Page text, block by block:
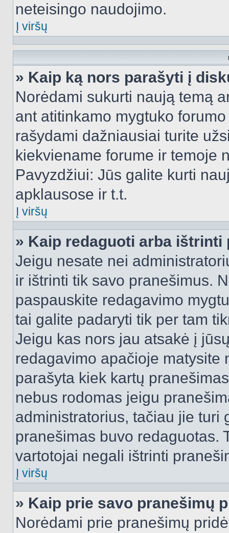
neteisingo naudojimo.
Į viršų
» Kaip ką nors parašyti į
Norėdami sukurti naują temą
ant atitinkamo mygtuko
rašydami dažniausiai turite
kiekviename forume ir temoje
Pavyzdžiui: Jūs galite kurti
apklausose ir t.t.
Į viršų
» Kaip redaguoti arba ištrinti
Jeigu nesate nei
ir ištrinti tik savo pranešimus.
paspauskite redagavimo
tai galite padaryti tik per tam
Jeigu kas nors jau atsakė į
redagavimo apačioje matysite
parašyta kiek kartų
nebus rodomas jeigu
administratorius, tačiau jie turi
pranešimas buvo redaguotas.
vartotojai negali ištrinti
Į viršų
» Kaip prie savo pranešimų
Norėdami prie pranešimų